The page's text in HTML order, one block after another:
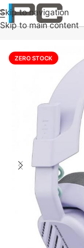
Skip to navigation
Skip to main content
Accueil périphériques
ZERO STOCK